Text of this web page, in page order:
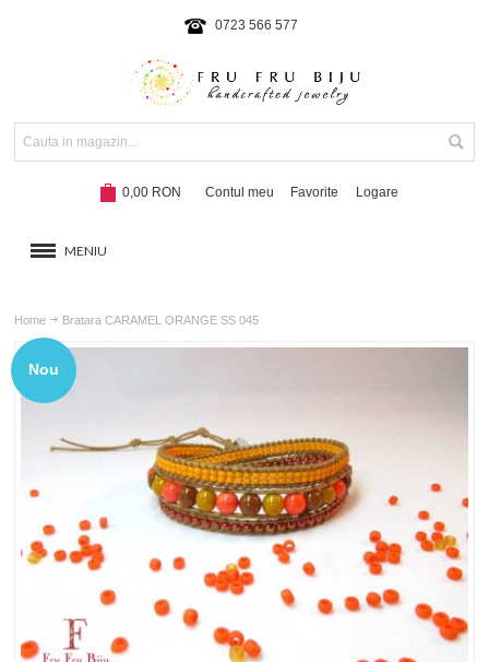
0723 566 577
0,00 RON Contul meu Favorite Logare
MENIU
COLIERE SI SETURI
Hot!
SETURI BRATARI New
COLECTII BRATARI
DESPRE NOI
Home Bratara CARAMEL ORANGE SS 045
Nou